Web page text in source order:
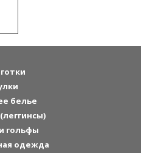
белье
гольфы
одежда